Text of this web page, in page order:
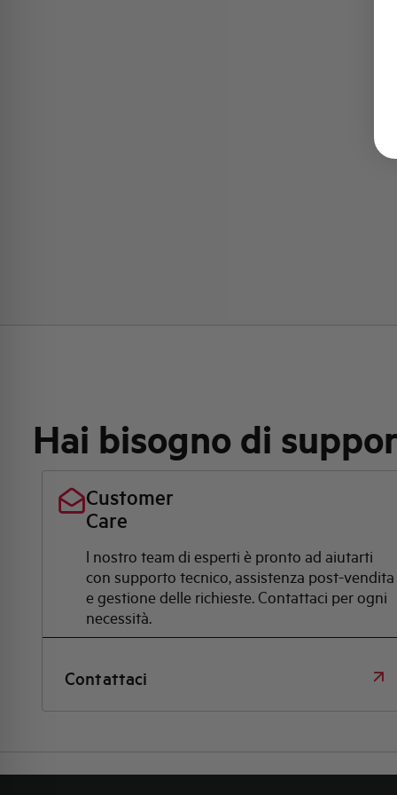
Hai bisogno di
Customer
Care
l nostro team di esperti è pronto ad aiutarti
con supporto tecnico, assistenza post-vendita
e gestione delle richieste. Contattaci per ogni
necessità.
Contattaci